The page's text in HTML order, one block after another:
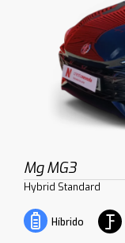
Mg MG3
Hybrid Standard
Híbrido